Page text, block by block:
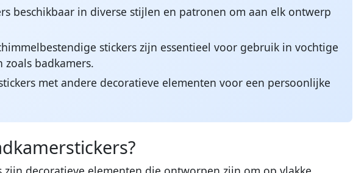
beschikbaar in diverse stijlen en patronen om aan elk ontwerp
stickers zijn essentieel voor gebruik in vochtige
zoals badkamers.
met andere decoratieve elementen voor een persoonlijke